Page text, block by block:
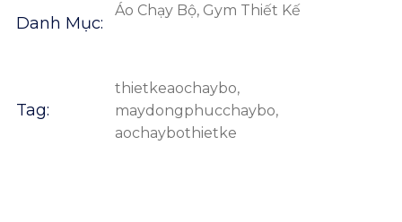
Danh Mục:
Áo Chạy Bộ, Gym Thiết Kế
Tag:
thietkeaochaybo,
maydongphucchaybo,
aochaybothietke